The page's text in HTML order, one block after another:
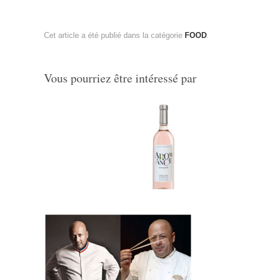
Cet article a été publié dans la catégorie FOOD
Vous pourriez être intéressé par